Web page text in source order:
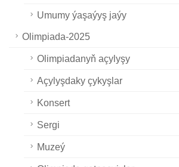
Umumy ýaşaýyş jaýy
Olimpiada-2025
Olimpiadanyň açylyşy
Açylyşdaky çykyşlar
Konsert
Sergi
Muzeý